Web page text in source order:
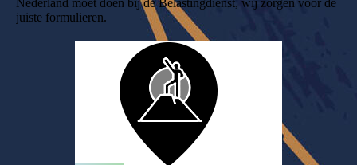
juiste formulieren.